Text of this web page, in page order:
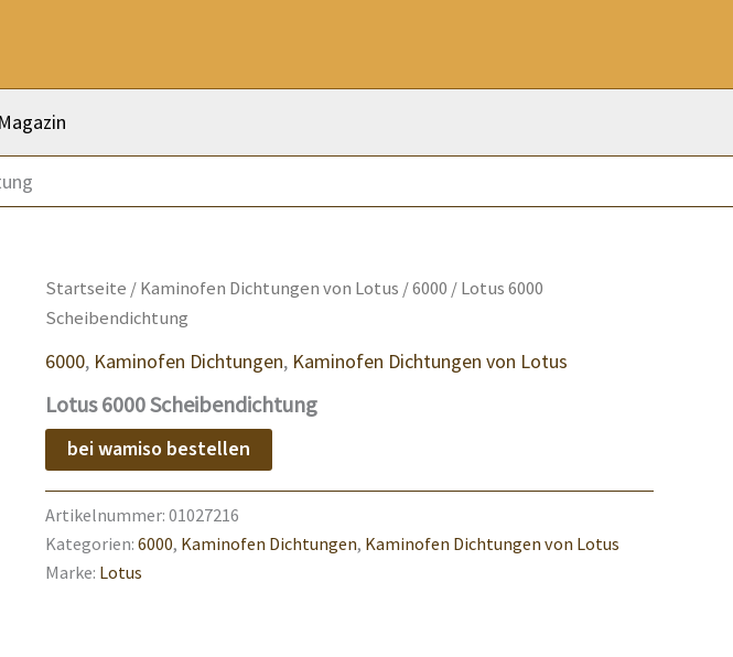
Magazin
Startseite /Kaminofen Dichtungen von Lotus /6000 / Lotus 6000
Scheibendichtung
6000, Kaminofen Dichtungen, Kaminofen Dichtungen von Lotus
Lotus 6000 Scheibendichtung
bei wamiso bestellen
Artikelnummer: 01027216
Kategorien: 6000, Kaminofen Dichtungen, Kaminofen Dichtungen von Lotus
Marke: Lotus